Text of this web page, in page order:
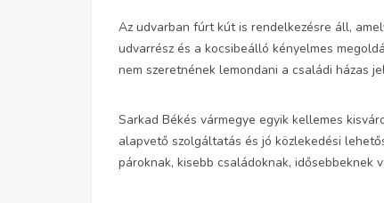
Az udvarban fúrt kút is rendelkezésre áll,
udvarrész és a kocsibeálló kényelmes
nem szeretnének lemondani a családi házas
Sarkad Békés vármegye egyik kellemes
alapvető szolgáltatás és jó közlekedési
pároknak, kisebb családoknak, idősebbeknek